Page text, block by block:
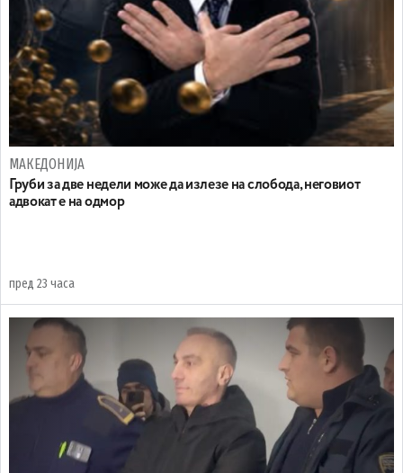
МАКЕДОНИЈА
Груби за две недели може да излезе на слобода, неговиот
адвокат е на одмор
пред 23 часа